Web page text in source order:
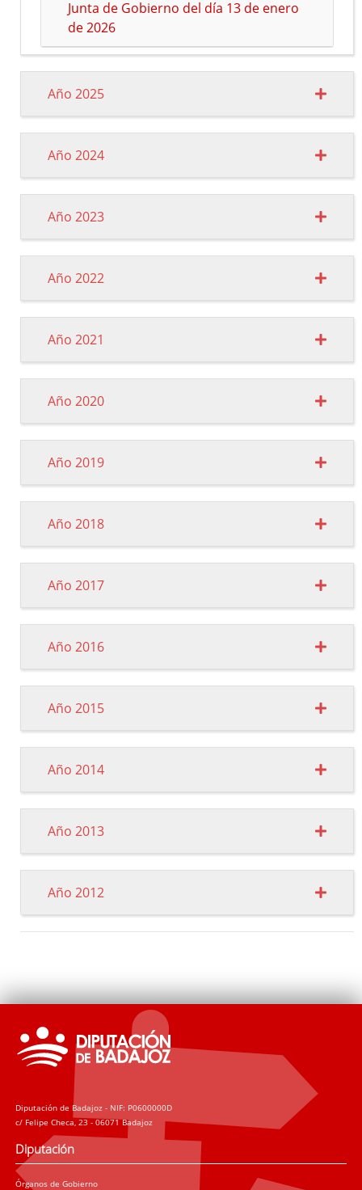
Junta de Gobierno del día 13 de enero
de 2026
Año 2025
Año 2024
Año 2023
Año 2022
Año 2021
Año 2020
Año 2019
Año 2018
Año 2017
Año 2016
Año 2015
Año 2014
Año 2013
Año 2012
Diputación de Badajoz - NIF: P0600000D
c/ Felipe Checa, 23 - 06071 Badajoz
Diputación
Órganos de Gobierno